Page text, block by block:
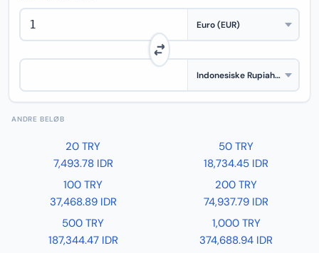
ANDRE BELØB
20 TRY
7,493.78 IDR
50 TRY
18,734.45 IDR
100 TRY
37,468.89 IDR
200 TRY
74,937.79 IDR
500 TRY
187,344.47 IDR
1,000 TRY
374,688.94 IDR